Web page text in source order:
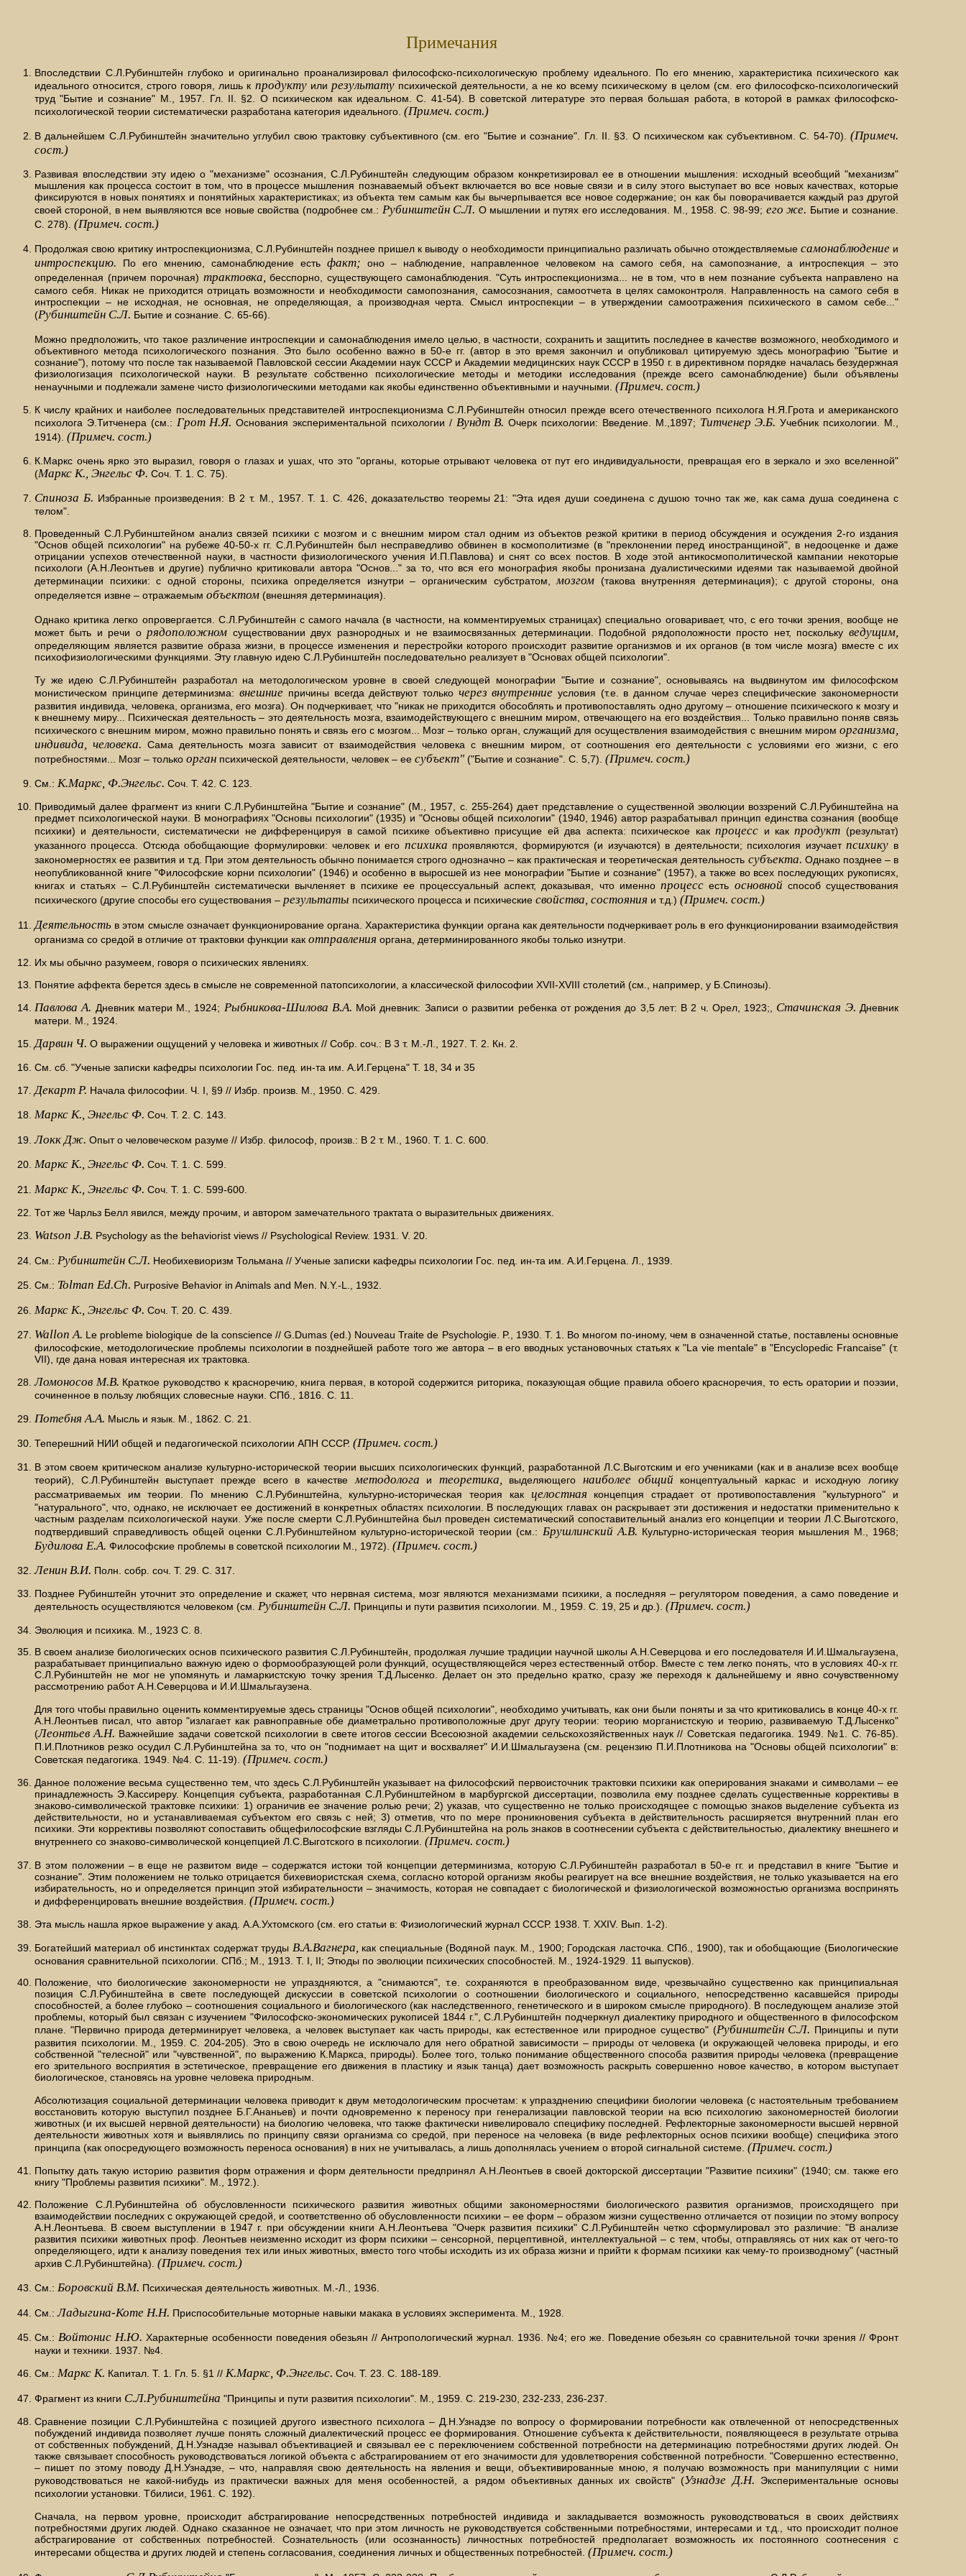
Примечания
Впоследствии С.Л.Рубинштейн глубоко и оригинально проанализировал философско-психологическую проблему идеального. По его мнению, характеристика психического как
идеального относится, строго говоря, лишь к продуктуили результатупсихической деятельности, а не ко всему психическому в целом (см. его философско-психологический
труд "Бытие и сознание" М., 1957. Гл. II. §2. О психическом как идеальном. С. 41-54). В советской литературе это первая большая работа, в которой в рамках философско-
психологической теории систематически разработана категория идеального. (Примеч. сост.)
В дальнейшем С.Л.Рубинштейн значительно углубил свою трактовку субъективного (см. его "Бытие и сознание". Гл. II. §3. О психическом как субъективном. С. 54-70). (Примеч.
сост.)
Развивая впоследствии эту идею о "механизме" осознания, С.Л.Рубинштейн следующим образом конкретизировал ее в отношении мышления: исходный всеобщий "механизм"
мышления как процесса состоит в том, что в процессе мышления познаваемый объект включается во все новые связи и в силу этого выступает во все новых качествах, которые
фиксируются в новых понятиях и понятийных характеристиках; из объекта тем самым как бы вычерпывается все новое содержание; он как бы поворачивается каждый раз другой
своей стороной, в нем выявляются все новые свойства (подробнее см.: Рубинштейн С.Л. О мышлении и путях его исследования. М., 1958. С. 98-99; его же. Бытие и сознание.
С. 278). (Примеч. сост.)
Продолжая свою критику интроспекционизма, С.Л.Рубинштейн позднее пришел к выводу о необходимости принципиально различать обычно отождествляемые самонаблюдение и
интроспекцию. По его мнению, самонаблюдение есть факт; оно – наблюдение, направленное человеком на самого себя, на самопознание, а интроспекция – это
определенная (причем порочная) трактовка, бесспорно, существующего самонаблюдения. "Суть интроспекционизма... не в том, что в нем познание субъекта направлено на
самого себя. Никак не приходится отрицать возможности и необходимости самопознания, самосознания, самоотчета в целях самоконтроля. Направленность на самого себя в
интроспекции – не исходная, не основная, не определяющая, а производная черта. Смысл интроспекции – в утверждении самоотражения психического в самом себе..."
(Рубинштейн С.Л. Бытие и сознание. С. 65-66).
Можно предположить, что такое различение интроспекции и самонаблюдения имело целью, в частности, сохранить и защитить последнее в качестве возможного, необходимого и
объективного метода психологического познания. Это было особенно важно в 50-е гг. (автор в это время закончил и опубликовал цитируемую здесь монографию "Бытие и
сознание"), потому что после так называемой Павловской сессии Академии наук СССР и Академии медицинских наук СССР в 1950 г. в директивном порядке началась безудержная
физиологизация психологической науки. В результате собственно психологические методы и методики исследования (прежде всего самонаблюдение) были объявлены
ненаучными и подлежали замене чисто физиологическими методами как якобы единственно объективными и научными. (Примеч. сост.)
К числу крайних и наиболее последовательных представителей интроспекционизма С.Л.Py6инштейн относил прежде всего отечественного психолога Н.Я.Грота и американского
психолога Э.Титченера (см.: Грот Н.Я. Основания экспериментальной психологии / Вундт В. Очерк психологии: Введение. М.,1897; Титченер Э.Б. Учебник психологии. М.,
1914). (Примеч. сост.)
К.Маркс очень ярко это выразил, говоря о глазах и ушах, что это "органы, которые отрывают человека от пут его индивидуальности, превращая его в зеркало и эхо вселенной"
(Маркс К., Энгельс Ф. Соч. Т. 1. С. 75).
Спиноза Б. Избранные произведения: В 2 т. М., 1957. Т. 1. С. 426, доказательство теоремы 21: "Эта идея души соединена с душою точно так же, как сама душа соединена с
телом".
Проведенный С.Л.Рубинштейном анализ связей психики с мозгом и с внешним миром стал одним из объектов резкой критики в период обсуждения и осуждения 2-го издания
"Основ общей психологии" на рубеже 40-50-х гг. С.Л.Рубинштейн был несправедливо обвинен в космополитизме (в "преклонении перед иностранщиной", в недооценке и даже
отрицании успехов отечественной науки, в частности физиологического учения И.П.Павлова) и снят со всех постов. В ходе этой антикосмополитической кампании некоторые
психологи (А.Н.Леонтьев и другие) публично критиковали автора "Основ..." за то, что вся его монография якобы пронизана дуалистическими идеями так называемой двойной
детерминации психики: с одной стороны, психика определяется изнутри – органическим субстратом, мозгом (такова внутренняя детерминация); с другой стороны, она
определяется извне – отражаемым объектом (внешняя детерминация).
Однако критика легко опровергается. С.Л.Рубинштейн с самого начала (в частности, на комментируемых страницах) специально оговаривает, что, с его точки зрения, вообще не
может быть и речи о рядоположном существовании двух разнородных и не взаимосвязанных детерминации. Подобной рядоположности просто нет, поскольку ведущим,
определяющим является развитие образа жизни, в процессе изменения и перестройки которого происходит развитие организмов и их органов (в том числе мозга) вместе с их
психофизиологическими функциями. Эту главную идею С.Л.Рубинштейн последовательно реализует в "Основах общей психологии".
Ту же идею С.Л.Рубинштейн разработал на методологическом уровне в своей следующей монографии "Бытие и сознание", основываясь на выдвинутом им философском
монистическом принципе детерминизма:внешние причины всегда действуют только через внутренние условия (т.е. в данном случае через специфические закономерности
развития индивида, человека, организма, его мозга). Он подчеркивает, что "никак не приходится обособлять и противопоставлять одно другому – отношение психического к мозгу и
к внешнему миру... Психическая деятельность – это деятельность мозга, взаимодействующего с внешним миром, отвечающего на его воздействия... Только правильно поняв связь
психического с внешним миром, можно правильно понять и связь его с мозгом... Мозг – только орган, служащий для осуществления взаимодействия с внешним миром организма,
индивида, человека. Сама деятельность мозга зависит от взаимодействия человека с внешним миром, от соотношения его деятельности с условиями его жизни, с его
потребностями... Мозг – только орган психической деятельности, человек – ее субъект" ("Бытие и сознание". С. 5,7). (Примеч. сост.)
См.: К.Маркс, Ф.Энгельс. Соч. Т. 42. С. 123.
Приводимый далее фрагмент из книги С.Л.Рубинштейна "Бытие и сознание" (М., 1957, с. 255-264) дает представление о существенной эволюции воззрений С.Л.Рубинштейна на
предмет психологической науки. В монографиях "Основы психологии" (1935) и "Основы общей психологии" (1940, 1946) автор разрабатывал принцип единства сознания (вообще
психики) и деятельности, систематически не дифференцируя в самой психике объективно присущие ей два аспекта: психическое какпроцесс и какпродукт (результат)
указанного процесса. Отсюда обобщающие формулировки: человек и его психика проявляются, формируются (и изучаются) в деятельности; психология изучаетпсихику в
закономерностях ее развития и т.д. При этом деятельность обычно понимается строго однозначно – как практическая и теоретическая деятельность субъекта. Однако позднее – в
неопубликованной книге "Философские корни психологии" (1946) и особенно в выросшей из нее монографии "Бытие и сознание" (1957), а также во всех последующих рукописях,
книгах и статьях – С.Л.Рубинштейн систематически вычленяет в психике ее процессуальный аспект, доказывая, что именнопроцесс есть основной способ существования
психического (другие способы его существования – результаты психического процесса и психические свойства, состояния и т.д.) (Примеч. сост.)
Деятельность в этом смысле означает функционирование органа. Характеристика функции органа как деятельности подчеркивает роль в его функционировании взаимодействия
организма со средой в отличие от трактовки функции как отправления органа, детерминированного якобы только изнутри.
Их мы обычно разумеем, говоря о психических явлениях.
Понятие аффекта берется здесь в смысле не современной патопсихологии, а классической философии XVII-XVIII столетий (см., например, у Б.Спинозы).
Павлова А. Дневник матери М., 1924; Рыбникова-Шилова В.А. Мой дневник: Записи о развитии ребенка от рождения до 3,5 лет: В 2 ч. Орел, 1923;, Стачинская Э. Дневник
матери. М., 1924.
Дарвин Ч. О выражении ощущений у человека и животных // Собр. соч.: В 3 т. М.-Л., 1927. Т. 2. Кн. 2.
См. сб. "Ученые записки кафедры психологии Гос. пед. ин-та им. А.И.Герцена" Т. 18, 34 и 35
Декарт Р. Начала философии. Ч. I, §9 // Избр. произв. М., 1950. С. 429.
Маркс К., Энгельс Ф. Соч. Т. 2. С. 143.
Локк Дж. Опыт о человеческом разуме // Избр. философ, произв.: В 2 т. М., 1960. Т. 1. С. 600.
Маркс К., Энгельс Ф. Соч. Т. 1. С. 599.
Маркс К., Энгельс Ф. Соч. Т. 1. С. 599-600.
Тот же Чарльз Белл явился, между прочим, и автором замечательного трактата о выразительных движениях.
Watson J.В. Psychology as the behaviorist views // Psychological Review. 1931. V. 20.
См.: Рубинштейн С.Л. Необихевиоризм Тольмана // Ученые записки кафедры психологии Гос. пед. ин-та им. А.И.Герцена. Л., 1939.
См.: Tolman Ed.Ch. Purposive Behavior in Animals and Men. N.Y.-L., 1932.
Маркс К., Энгельс Ф. Соч. Т. 20. С. 439.
Wallon A. Le probleme biologique de la conscience // G.Dumas (ed.) Nouveau Traite de Psychologie. P., 1930. Т. 1. Во многом по-иному, чем в означенной статье, поставлены основные
философские, методологические проблемы психологии в позднейшей работе того же автора – в его вводных установочных статьях к "La vie mentale" в "Encyclopedic Francaise" (т.
VII), где дана новая интересная их трактовка.
Ломоносов М.В. Краткое руководство к красноречию, книга первая, в которой содержится риторика, показующая общие правила обоего красноречия, то есть оратории и поэзии,
сочиненное в пользу любящих словесные науки. СПб., 1816. С. 11.
Потебня А.А. Мысль и язык. М., 1862. С. 21.
Теперешний НИИ общей и педагогической психологии АПН СССР. (Примеч. сост.)
В этом своем критическом анализе культурно-исторической теории высших психологических функций, разработанной Л.С.Выготским и его учениками (как и в анализе всех вообще
теорий), С.Л.Рубинштейн выступает прежде всего в качестве методолога и теоретика, выделяющегонаиболее общийконцептуальный каркас и исходную логику
рассматриваемых им теории. По мнению С.Л.Рубинштейна, культурно-историческая теория как целостная концепция страдает от противопоставления "культурного" и
"натурального", что, однако, не исключает ее достижений в конкретных областях психологии. В последующих главах он раскрывает эти достижения и недостатки применительно к
частным разделам психологической науки. Уже после смерти С.Л.Рубинштейна был проведен систематический сопоставительный анализ его концепции и теории Л.С.Выготского,
подтвердивший справедливость общей оценки С.Л.Рубинштейном культурно-исторической теории (см.: Брушлинский А.В. Культурно-историческая теория мышления М., 1968;
Будилова Е.А. Философские проблемы в советской психологии М., 1972). (Примеч. сост.)
Ленин В.И. Полн. собр. соч. Т. 29. С. 317.
Позднее Рубинштейн уточнит это определение и скажет, что нервная система, мозг являются механизмами психики, а последняя – регулятором поведения, а само поведение и
деятельность осуществляются человеком (см. Рубинштейн С.Л. Принципы и пути развития психологии. М., 1959. С. 19, 25 и др.). (Примеч. сост.)
Эволюция и психика. М., 1923 С. 8.
В своем анализе биологических основ психического развития С.Л.Рубинштейн, продолжая лучшие традиции научной школы А.Н.Северцова и его последователя И.И.Шмальгаузена,
разрабатывает принципиально важную идею о формообразующей роли функций, осуществляющейся через естественный отбор. Вместе с тем легко понять, что в условиях 40-х гг.
С.Л.Рубинштейн не мог не упомянуть и ламаркистскую точку зрения Т.Д.Лысенко. Делает он это предельно кратко, сразу же переходя к дальнейшему и явно сочувственному
рассмотрению работ А.Н.Северцова и И.И.Шмальгаузена.
Для того чтобы правильно оценить комментируемые здесь страницы "Основ общей психологии", необходимо учитывать, как они были поняты и за что критиковались в конце 40-х гг.
А.Н.Леонтьев писал, что автор "излагает как равноправные обе диаметрально противоположные друг другу теории: теорию морганистскую и теорию, развиваемую Т.Д.Лысенко"
(Леонтьев А.Н. Важнейшие задачи советской психологии в свете итогов сессии Всесоюзной академии сельскохозяйственных наук // Советская педагогика. 1949. №1. С. 76-85).
П.И.Плотников резко осудил С.Л.Рубинштейна за то, что он "поднимает на щит и восхваляет" И.И.Шмальгаузена (см. рецензию П.И.Плотникова на "Основы общей психологии" в:
Советская педагогика. 1949. №4. С. 11-19). (Примеч. сост.)
Данное положение весьма существенно тем, что здесь С.Л.Рубинштейн указывает на философский первоисточник трактовки психики как оперирования знаками и символами – ее
принадлежность Э.Кассиреру. Концепция субъекта, разработанная С.Л.Рубинштейном в марбургской диссертации, позволила ему позднее сделать существенные коррективы в
знаково-символической трактовке психики: 1) ограничив ее значение ролью речи; 2) указав, что существенно не только происходящее с помощью знаков выделение субъекта из
действительности, но и устанавливаемая субъектом его связь с ней; 3) отметив, что по мере проникновения субъекта в действительность расширяется внутренний план его
психики. Эти коррективы позволяют сопоставить общефилософские взгляды С.Л.Рубинштейна на роль знаков в соотнесении субъекта с действительностью, диалектику внешнего и
внутреннего со знаково-символической концепцией Л.С.Выготского в психологии. (Примеч. сост.)
В этом положении – в еще не развитом виде – содержатся истоки той концепции детерминизма, которую С.Л.Рубинштейн разработал в 50-е гг. и представил в книге "Бытие и
сознание". Этим положением не только отрицается бихевиористская схема, согласно которой организм якобы реагирует на все внешние воздействия, не только указывается на его
избирательность, но и определяется принцип этой избирательности – значимость, которая не совпадает с биологической и физиологической возможностью организма воспринять
и дифференцировать внешние воздействия. (Примеч. сост.)
Эта мысль нашла яркое выражение у акад. А.А.Ухтомского (см. его статьи в: Физиологический журнал СССР. 1938. Т. XXIV. Вып. 1-2).
Богатейший материал об инстинктах содержат труды В.А.Вагнера,
как специальные (Водяной паук. М., 1900; Городская ласточка. СПб., 1900), так и обобщающие (Биологические
основания сравнительной психологии. СПб.; М., 1913. Т. I, II; Этюды по эволюции психических способностей. М., 1924-1929. 11 выпусков).
Положение, что биологические закономерности не упраздняются, а "снимаются", т.е. сохраняются в преобразованном виде, чрезвычайно существенно как принципиальная
позиция С.Л.Рубинштейна в свете последующей дискуссии в советской психологии о соотношении биологического и социального, непосредственно касавшейся природы
способностей, а более глубоко – соотношения социального и биологического (как наследственного, генетического и в широком смысле природного). В последующем анализе этой
проблемы, который был связан с изучением "Философско-экономических рукописей 1844 г.", С.Л.Рубинштейн подчеркнул диалектику природного и общественного в философском
плане. "Первично природа детерминирует человека, а человек выступает как часть природы, как естественное или природное существо" (Рубинштейн С.Л. Принципы и пути
развития психологии. М., 1959. С. 204-205). Это в свою очередь не исключало для него обратной зависимости – природы от человека (и окружающей человека природы, и его
собственной "телесной" или "чувственной", по выражению К.Маркса, природы). Более того, только понимание общественного способа развития природы человека (превращение
его зрительного восприятия в эстетическое, превращение его движения в пластику и язык танца) дает возможность раскрыть совершенно новое качество, в котором выступает
биологическое, становясь на уровне человека природным.
Абсолютизация социальной детерминации человека приводит к двум методологическим просчетам: к упразднению специфики биологии человека (с настоятельным требованием
восстановить которую выступил позднее Б.Г.Ананьев) и почти одновременно к переносу при генерализации павловской теории на всю психологию закономерностей биологии
животных (и их высшей нервной деятельности) на биологию человека, что также фактически нивелировало специфику последней. Рефлекторные закономерности высшей нервной
деятельности животных хотя и выявлялись по принципу связи организма со средой, при переносе на человека (в виде рефлекторных основ психики вообще) специфика этого
принципа (как опосредующего возможность переноса основания) в них не учитывалась, а лишь дополнялась учением о второй сигнальной системе. (Примеч. сост.)
Попытку дать такую историю развития форм отражения и форм деятельности предпринял А.Н.Леонтьев в своей докторской диссертации "Развитие психики" (1940; см. также его
книгу "Проблемы развития психики". М., 1972.).
Положение С.Л.Рубинштейна об обусловленности психического развития животных общими закономерностями биологического развития организмов, происходящего при
взаимодействии последних с окружающей средой, и соответственно об обусловленности психики – ее форм – образом жизни существенно отличается от позиции по этому вопросу
А.Н.Леонтьева. В своем выступлении в 1947 г. при обсуждении книги А.Н.Леонтьева "Очерк развития психики" С.Л.Рубинштейн четко сформулировал это различие: "В анализе
развития психики животных проф. Леонтьев неизменно исходит из форм психики – сенсорной, перцептивной, интеллектуальной – с тем, чтобы, отправляясь от них как от чего-то
определяющего, идти к анализу поведения тех или иных животных, вместо того чтобы исходить из их образа жизни и прийти к формам психики как чему-то производному" (частный
архив С.Л.Рубинштейна). (Примеч. сост.)
См.: Боровский В.М. Психическая деятельность животных. М.-Л., 1936.
См.:Ладыгина-Коте Н.Н. Приспособительные моторные навыки макака в условиях эксперимента. М., 1928.
См.: Войтонис Н.Ю. Характерные особенности поведения обезьян // Антропологический журнал. 1936. №4; его же. Поведение обезьян со сравнительной точки зрения // Фронт
науки и техники. 1937. №4.
См.: Маркс К. Капитал. Т. 1. Гл. 5. §1 // К.Маркс, Ф.Энгельс. Соч. Т. 23. С. 188-189.
Фрагмент из книги С.Л.Рубинштейна "Принципы и пути развития психологии". М., 1959. С. 219-230, 232-233, 236-237.
Сравнение позиции С.Л.Рубинштейна с позицией другого известного психолога – Д.Н.Узнадзе по вопросу о формировании потребности как отвлеченной от непосредственных
побуждений индивида позволяет лучше понять сложный диалектический процесс ее формирования. Отношение субъекта к действительности, появляющееся в результате отрыва
от собственных побуждений, Д.Н.Узнадзе называл объективацией и связывал ее с переключением собственной потребности на детерминацию потребностями других людей. Он
также связывает способность руководствоваться логикой объекта с абстрагированием от его значимости для удовлетворения собственной потребности. "Совершенно естественно,
– пишет по этому поводу Д.Н.Узнадзе, – что, направляя свою деятельность на явления и вещи, объективированные мною, я получаю возможность при манипуляции с ними
руководствоваться не какой-нибудь из практически важных для меня особенностей, а рядом объективных данных их свойств" (Узнадзе Д.Н. Экспериментальные основы
психологии установки. Тбилиси, 1961. С. 192).
Сначала, на первом уровне, происходит абстрагирование непосредственных потребностей индивида и закладывается возможность руководствоваться в своих действиях
потребностями других людей. Однако сказанное не означает, что при этом личность не руководствуется собственными потребностями, интересами и т.д., что происходит полное
абстрагирование от собственных потребностей. Сознательность (или осознанность) личностных потребностей предполагает возможность их постоянного соотнесения с
интересами общества и других людей и степень согласования, соединения личных и общественных потребностей. (Примеч. сост.)